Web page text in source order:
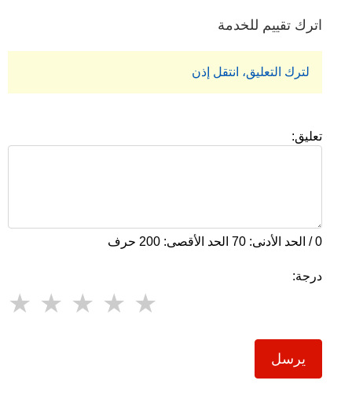
اترك تقييم للخدمة
لترك التعليق، انتقل إذن
تعليق:
0 / الحد الأدنى: 70 الحد الأقصى: 200 حرف
درجة:
يرسل